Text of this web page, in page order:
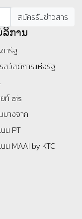
ການ
ารัฐ
สว้สดิการแห่งรัฐ
ท์ ais
บางจาก
น PT
น MAAI by KTC